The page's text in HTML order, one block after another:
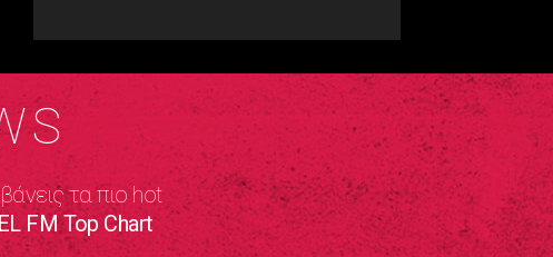
τα πιο hot
FM Top Chart